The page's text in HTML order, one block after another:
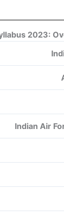
2023:
Indian Air